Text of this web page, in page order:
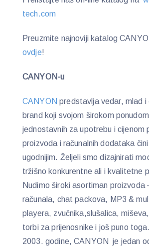
tech.com
Preuzmite najnoviji katalog
ovdje!
CANYON-u
CANYON predstavlja vedar, mlad i
brand koji svojom širokom
jednostavnih za upotrebu i cijenom
proizvoda i računalnih dodataka
ugodnijim. Željeli smo dizajnirati
tržišno konkurentne ali i kvalitetne
Nudimo široki asortiman proizvoda
računala, chat packova, MP3 &
playera, zvučnika,slušalica,
torbi za prijenosnike i još puno
2003. godine, CANYON je jedan